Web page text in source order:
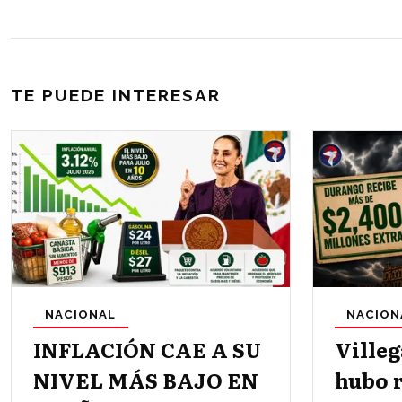
TE PUEDE INTERESAR
INFLACIÓN CAE A SU
NIVEL MÁS BAJO EN
NACIONAL
hubo